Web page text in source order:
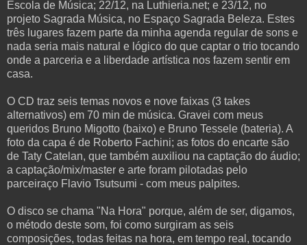
Escola de Música; 22/12, na Luthieria.net; e 23/12, no
projeto Sagrada Música, no Espaço Sagrada Beleza. Estes
três lugares fazem parte da minha agenda regular de sons e
nada seria mais natural e lógico do que captar o trio tocando
onde a parceria e a liberdade artística nos fazem sentir em
casa.
O CD traz seis temas novos e nove faixas (3 takes
alternativos) em 70 min de música. Gravei com meus
queridos Bruno Migotto (baixo) e Bruno Tessele (bateria). A
foto da capa é de Roberto Fachini; as fotos do encarte são
de Taty Catelan, que também auxiliou na captação do áudio;
a captação/mix/master e arte foram pilotadas pelo
parceiraço Flavio Tsutsumi - com meus palpites.
O disco se chama "Na Hora" porque, além de ser, digamos,
o método deste som, foi como surgiram as seis
composições, todas feitas na hora, em tempo real, tocando